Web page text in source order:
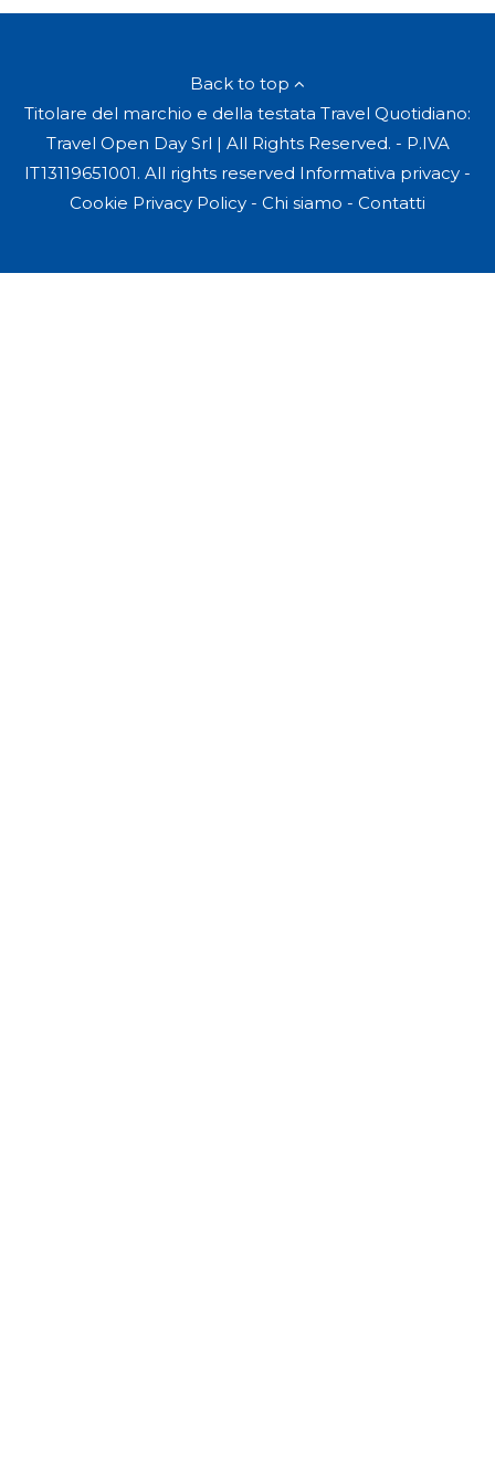
Back to top
Titolare del marchio e della testata Travel Quotidiano:
Travel Open Day Srl | All Rights Reserved. - P.IVA
IT13119651001. All rights reserved Informativa privacy -
Cookie Privacy Policy - Chi siamo - Contatti